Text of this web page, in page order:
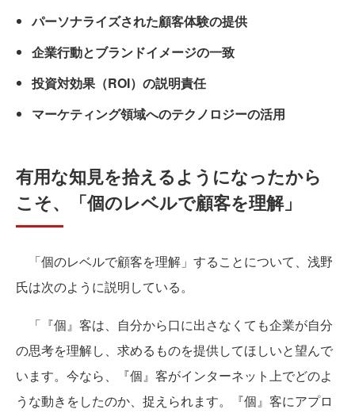
パーソナライズされた顧客体験の提供
企業行動とブランドイメージの一致
投資対効果（ROI）の説明責任
マーケティング領域へのテクノロジーの活用
有用な知見を拾えるようになったから
こそ、「個のレベルで顧客を理解」
「個のレベルで顧客を理解」することについて、浅野
氏は次のように説明している。
「『個』客は、自分から口に出さなくても企業が自分
の思考を理解し、求めるものを提供してほしいと望んで
います。今なら、『個』客がインターネット上でどのよ
うな動きをしたのか、捉えられます。『個』客にアプロ